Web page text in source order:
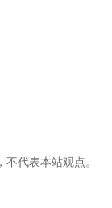
代表本站观点。